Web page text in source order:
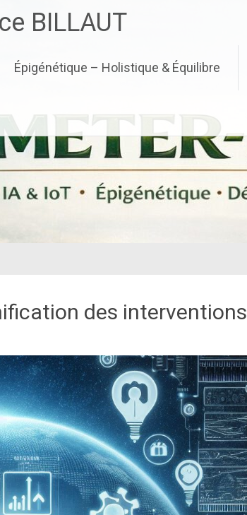
BILLAUT
Épigénétique – Holistique & Équilibre
des interventions